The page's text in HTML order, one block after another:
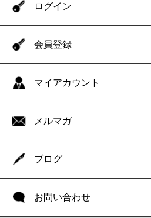
ログイン
会員登録
マイアカウント
メルマガ
ブログ
お問い合わせ